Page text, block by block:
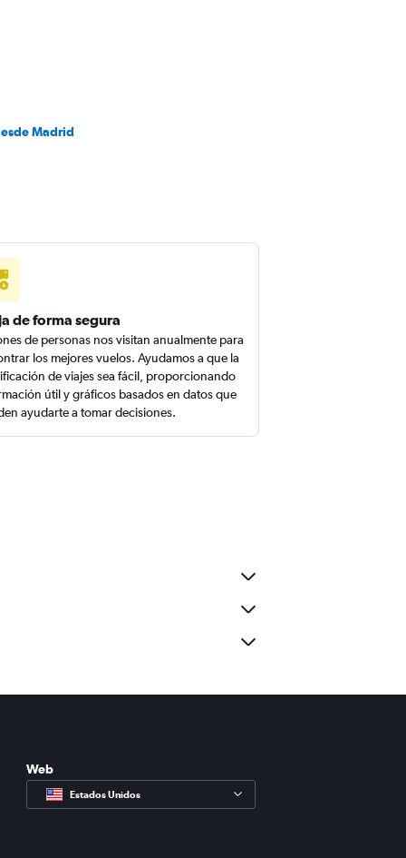
Madrid
de forma segura
de personas nos visitan anualmente para
los mejores vuelos. Ayudamos a que la
de viajes sea fácil, proporcionando
útil y gráficos basados en datos que
ayudarte a tomar decisiones.
Web
Estados Unidos